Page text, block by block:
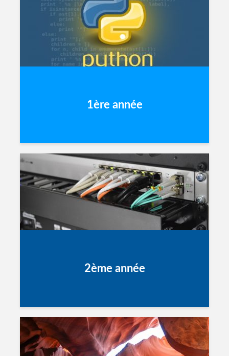
1ère année
2ème année